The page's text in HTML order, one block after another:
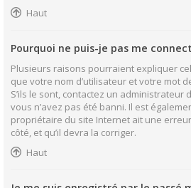
Haut
Pourquoi ne puis-je pas me
Plusieurs raisons pourraient expliquer
que votre nom d’utilisateur et votre mot
S’ils le sont, contactez un
vous n’avez pas été banni. Il est
propriétaire du site Internet ait une
côté, et qu’il devra la corriger.
Haut